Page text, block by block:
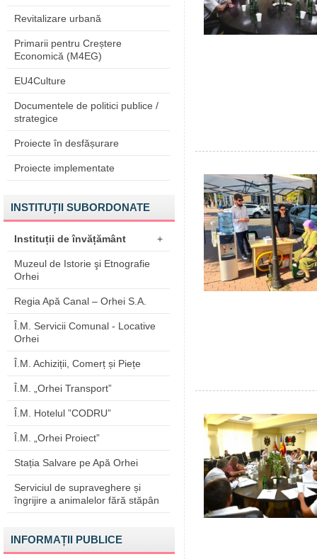
Revitalizare urbană
Primarii pentru Creștere
Economică (M4EG)
EU4Culture
Documentele de politici publice /
strategice
Proiecte în desfășurare
Proiecte implementate
INSTITUȚII SUBORDONATE
Instituții de învățământ +
Muzeul de Istorie şi Etnografie
Orhei
Regia Apă Canal – Orhei S.A.
Î.M. Servicii Comunal - Locative
Orhei
Î.M. Achiziții, Comerț și Piețe
Î.M. „Orhei Transport”
Î.M. Hotelul ”CODRU”
Î.M. „Orhei Proiect”
Stația Salvare pe Apă Orhei
Serviciul de supraveghere și
îngrijire a animalelor fără stăpân
INFORMAȚII PUBLICE